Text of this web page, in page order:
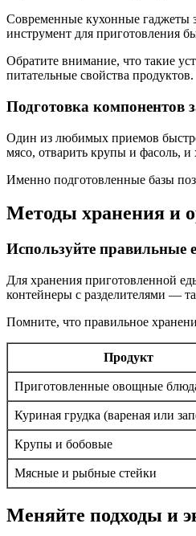
Современные кухонные гаджеты
инструмент для приготовления
Обратите внимание, что такие
питательные свойства продуктов.
Подготовка компонентов
Один из любимых приемов
мясо, отварить крупы и фасоль,
Именно подготовленные базы
Методы хранения и
Используйте правильные
Для хранения приготовленной
контейнеры с разделителями —
Помните, что правильное
Продукт
Приготовленные овощные
Куриная грудка (вареная или
Крупы и бобовые
Мясные и рыбные стейки
Меняйте подходы и